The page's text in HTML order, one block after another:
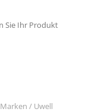
Marken / Uwell